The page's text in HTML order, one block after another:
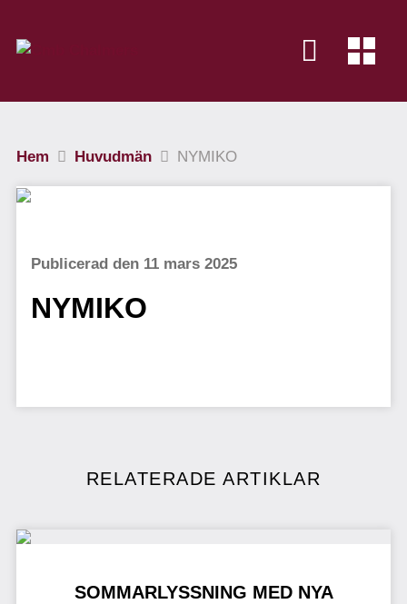
Hem Huvudmän NYMIKO
Publicerad den 11 mars 2025
NYMIKO
RELATERADE ARTIKLAR
SOMMARLYSSNING MED NYA